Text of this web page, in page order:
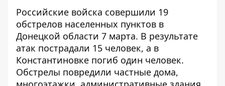
Российские войска совершили 19
обстрелов населенных пунктов в
Донецкой области 7 марта. В результате
атак пострадали 15 человек, а в
Константиновке погиб один человек.
Обстрелы повредили частные дома,